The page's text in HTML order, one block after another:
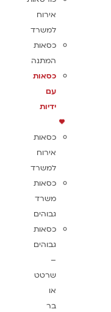
אירוח
למשרד
כסאות
המתנה
כסאות
עם
ידיות
כסאות
אירוח
למשרד
כסאות
משרד
גבוהים
כסאות
גבוהים
–
שרטט
או
בר